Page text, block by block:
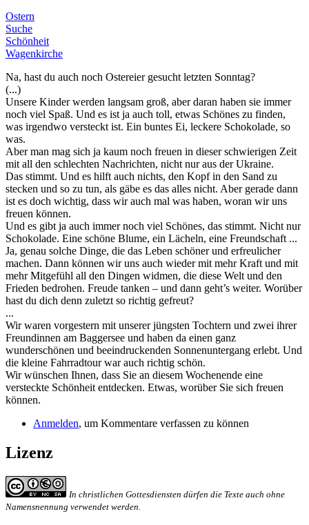
Ostern
Suche
Schönheit
Wagenkirche
Na, hast du auch noch Ostereier gesucht letzten Sonntag?
(...)
Unsere Kinder werden langsam groß, aber daran haben sie immer
noch viel Spaß. Und es ist ja auch toll, etwas Schönes zu finden,
was irgendwo versteckt ist. Ein buntes Ei, leckere Schokolade, so
was.
Aber man mag sich ja kaum noch freuen in dieser schwierigen Zeit
mit all den schlechten Nachrichten, nicht nur aus der Ukraine.
Das stimmt. Und es hilft auch nichts, den Kopf in den Sand zu
stecken und so zu tun, als gäbe es das alles nicht. Aber gerade dann
ist es doch wichtig, dass wir auch mal was haben, woran wir uns
freuen können.
Und es gibt ja auch immer noch viel Schönes, das stimmt. Nicht nur
Schokolade. Eine schöne Blume, ein Lächeln, eine Freundschaft ...
Ja, genau solche Dinge, die das Leben schöner und erfreulicher
machen. Dann können wir uns auch wieder mit mehr Kraft und mit
mehr Mitgefühl all den Dingen widmen, die diese Welt und den
Frieden bedrohen. Freude tanken – und dann geht’s weiter. Worüber
hast du dich denn zuletzt so richtig gefreut?
...
Wir waren vorgestern mit unserer jüngsten Tochtern und zwei ihrer
Freundinnen am Baggersee und haben da einen ganz
wunderschönen und beeindruckenden Sonnenuntergang erlebt. Und
die kleine Fahrradtour war auch richtig schön.
Wir wünschen Ihnen, dass Sie an diesem Wochenende eine
versteckte Schönheit entdecken. Etwas, worüber Sie sich freuen
können.
Anmelden, um Kommentare verfassen zu können
Lizenz
In christlichen Gottesdiensten dürfen die Texte auch ohne
Namensnennung verwendet werden.